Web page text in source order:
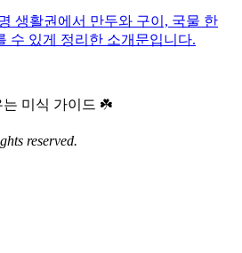
생활권에서 만두와 구이, 국물 한
수 있게 정리한 소개문입니다.
는 미식 가이드 ☘️
reserved.